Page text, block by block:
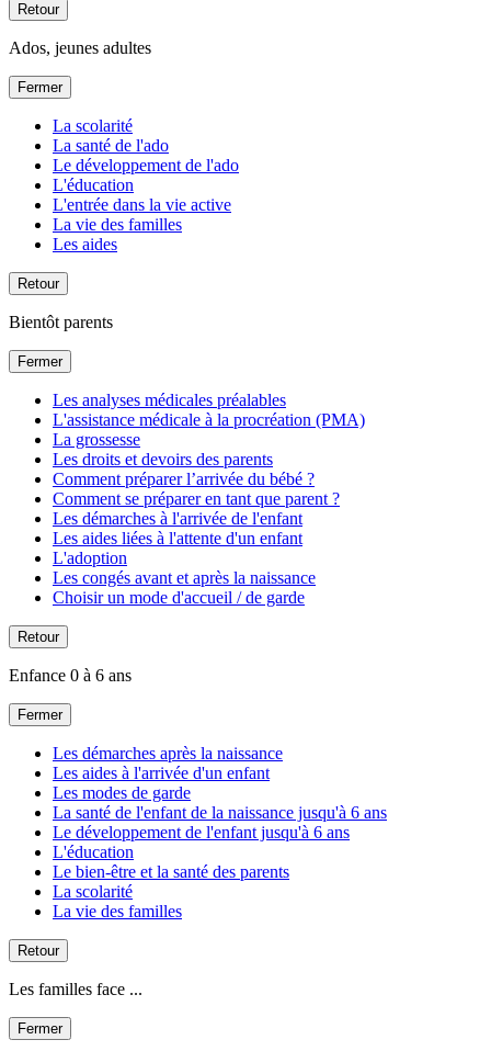
Retour
Ados, jeunes adultes
Fermer
La scolarité
La santé de l'ado
Le développement de l'ado
L'éducation
L'entrée dans la vie active
La vie des familles
Les aides
Retour
Bientôt parents
Fermer
Les analyses médicales préalables
L'assistance médicale à la procréation (PMA)
La grossesse
Les droits et devoirs des parents
Comment préparer l’arrivée du bébé ?
Comment se préparer en tant que parent ?
Les démarches à l'arrivée de l'enfant
Les aides liées à l'attente d'un enfant
L'adoption
Les congés avant et après la naissance
Choisir un mode d'accueil / de garde
Retour
Enfance 0 à 6 ans
Fermer
Les démarches après la naissance
Les aides à l'arrivée d'un enfant
Les modes de garde
La santé de l'enfant de la naissance jusqu'à 6 ans
Le développement de l'enfant jusqu'à 6 ans
L'éducation
Le bien-être et la santé des parents
La scolarité
La vie des familles
Retour
Les familles face ...
Fermer